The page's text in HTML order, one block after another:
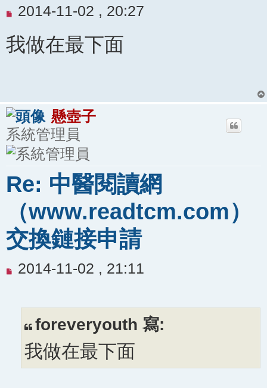
未
讀
2014-11-02 , 20:27
我做在最下面
懸壺子
系統管理員
Re: 中醫閱讀網
（www.readtcm.com）
交換鏈接申請
未
讀
文
2014-11-02 , 21:11
foreveryouth 寫:
我做在最下面